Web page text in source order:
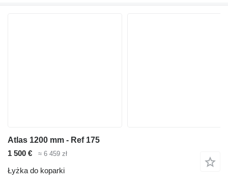
Atlas 1200 mm - Ref 175
1 500 €
≈ 6 459 zł
Łyżka do koparki